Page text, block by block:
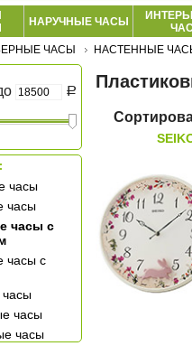
НАРУЧНЫЕ ЧАСЫ
ЧАСЫ НАСТЕННЫЕ
Р
часы
часы
часы с
часы с
часы
часы